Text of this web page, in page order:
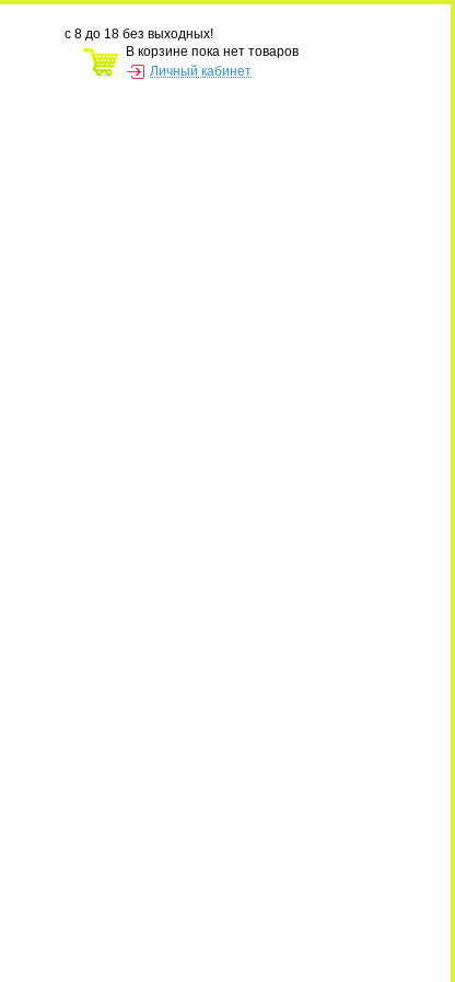
с 8 до 18 без выходных!
В корзине пока нет товаров
Личный кабинет